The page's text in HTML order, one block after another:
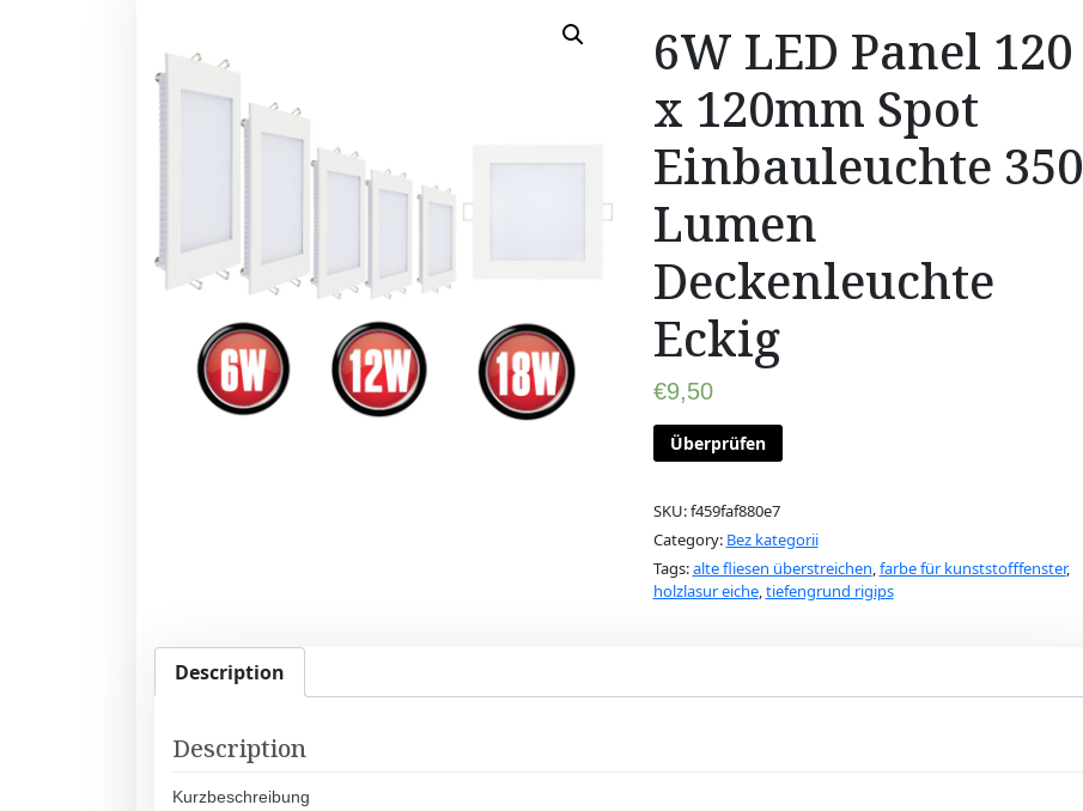
6W LED Panel 120
x 120mm Spot
Einbauleuchte 350
Lumen
Deckenleuchte
Eckig
€9,50
Überprüfen
SKU:f459faf880e7
Category: Bez kategorii
Tags:alte fliesen überstreichen,farbe für kunststofffenster,
holzlasur eiche,tiefengrund rigips
Description
Description
Kurzbeschreibung